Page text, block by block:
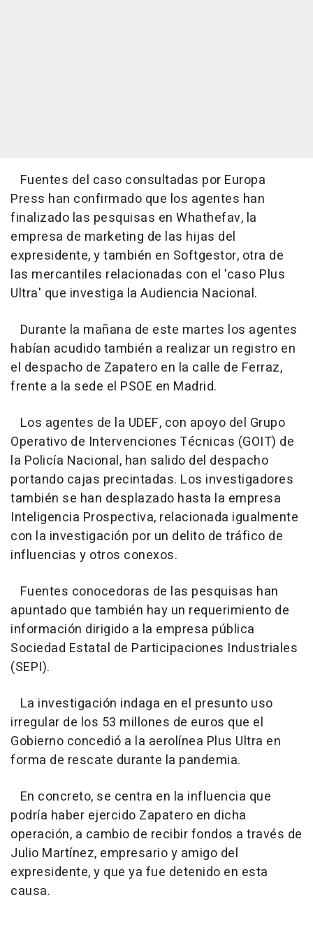
Fuentes del caso consultadas por Europa
Press han confirmado que los agentes han
finalizado las pesquisas en Whathefav, la
empresa de marketing de las hijas del
expresidente, y también en Softgestor, otra de
las mercantiles relacionadas con el 'caso Plus
Ultra' que investiga la Audiencia Nacional.
Durante la mañana de este martes los agentes
habían acudido también a realizar un registro en
el despacho de Zapatero en la calle de Ferraz,
frente a la sede el PSOE en Madrid.
Los agentes de la UDEF, con apoyo del Grupo
Operativo de Intervenciones Técnicas (GOIT) de
la Policía Nacional, han salido del despacho
portando cajas precintadas. Los investigadores
también se han desplazado hasta la empresa
Inteligencia Prospectiva, relacionada igualmente
con la investigación por un delito de tráfico de
influencias y otros conexos.
Fuentes conocedoras de las pesquisas han
apuntado que también hay un requerimiento de
información dirigido a la empresa pública
Sociedad Estatal de Participaciones Industriales
(SEPI).
La investigación indaga en el presunto uso
irregular de los 53 millones de euros que el
Gobierno concedió a la aerolínea Plus Ultra en
forma de rescate durante la pandemia.
En concreto, se centra en la influencia que
podría haber ejercido Zapatero en dicha
operación, a cambio de recibir fondos a través de
Julio Martínez, empresario y amigo del
expresidente, y que ya fue detenido en esta
causa.